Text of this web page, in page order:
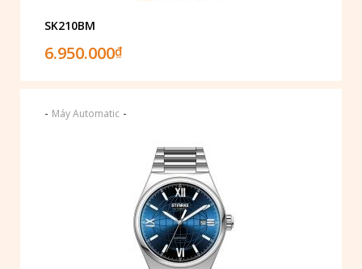
SK210BM
6.950.000₫
- Máy Automatic -